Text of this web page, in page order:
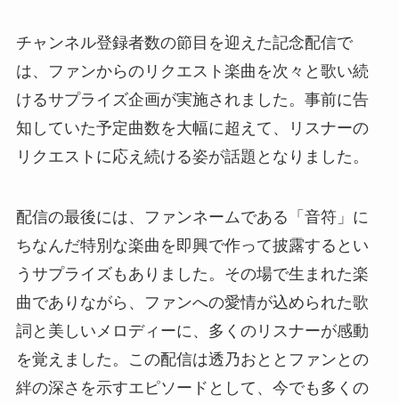
チャンネル登録者数の節目を迎えた記念配信で
は、ファンからのリクエスト楽曲を次々と歌い続
けるサプライズ企画が実施されました。事前に告
知していた予定曲数を大幅に超えて、リスナーの
リクエストに応え続ける姿が話題となりました。
配信の最後には、ファンネームである「音符」に
ちなんだ特別な楽曲を即興で作って披露するとい
うサプライズもありました。その場で生まれた楽
曲でありながら、ファンへの愛情が込められた歌
詞と美しいメロディーに、多くのリスナーが感動
を覚えました。この配信は透乃おととファンとの
絆の深さを示すエピソードとして、今でも多くの